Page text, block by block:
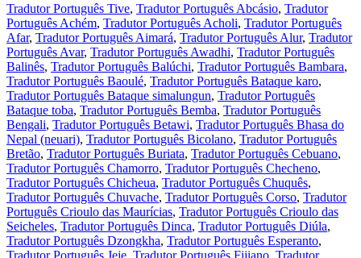
Tradutor Português Tive, Tradutor Português Abcásio, Tradutor
Português Achém, Tradutor Português Acholi, Tradutor Português
Afar, Tradutor Português Aimará, Tradutor Português Alur, Tradutor
Português Avar, Tradutor Português Awadhi, Tradutor Português
Balinês, Tradutor Português Balúchi, Tradutor Português Bambara,
Tradutor Português Baoulé, Tradutor Português Bataque karo,
Tradutor Português Bataque simalungun, Tradutor Português
Bataque toba, Tradutor Português Bemba, Tradutor Português
Bengali, Tradutor Português Betawi, Tradutor Português Bhasa do
Nepal (neuari), Tradutor Português Bicolano, Tradutor Português
Bretão, Tradutor Português Buriata, Tradutor Português Cebuano,
Tradutor Português Chamorro, Tradutor Português Checheno,
Tradutor Português Chicheua, Tradutor Português Chuquês,
Tradutor Português Chuvache, Tradutor Português Corso, Tradutor
Português Crioulo das Maurícias, Tradutor Português Crioulo das
Seicheles, Tradutor Português Dinca, Tradutor Português Diúla,
Tradutor Português Dzongkha, Tradutor Português Esperanto,
Tradutor Português Jeje, Tradutor Português Fijiano, Tradutor